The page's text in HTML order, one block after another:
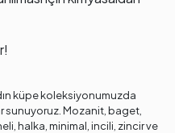
küpe koleksiyonumuzda
sunuyoruz. Mozanit, baget,
halka, minimal, incili, zincir ve